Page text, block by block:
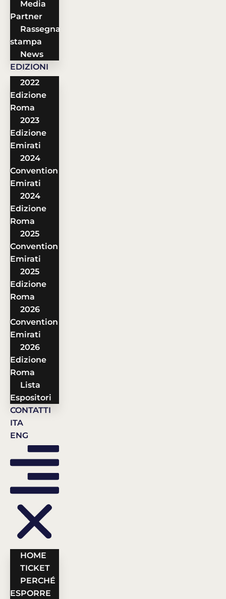
Media
Partner
Rassegna
stampa
News
EDIZIONI
2022
Edizione
Roma
2023
Edizione
Emirati
2024
Convention
Emirati
2024
Edizione
Roma
2025
Convention
Emirati
2025
Edizione
Roma
2026
Convention
Emirati
2026
Edizione
Roma
Lista
Espositori
CONTATTI
ITA
ENG
HOME
TICKET
PERCHÉ
ESPORRE